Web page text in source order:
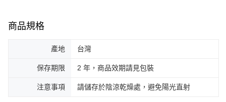
商品規格
產地 台灣
保存期限 2 年，商品效期請見包裝
注意事項 請儲存於陰涼乾燥處，避免陽光直射